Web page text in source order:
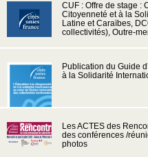
CUF : Offre de stage :
Citoyenneté et à la
Latine et Caraïbes,
collectivités), Outre-
Publication du Guide
à la Solidarité
Les ACTES des
des conférences /
photos